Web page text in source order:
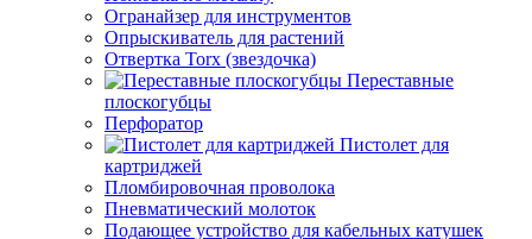
Огранайзер для инструментов
Опрыскиватель для растений
Отвертка Torx (звездочка)
Переставные
плоскогубцы
Перфоратор
Пистолет для
картриджей
Пломбировочная проволока
Пневматический молоток
Подающее устройство для кабельных катушек